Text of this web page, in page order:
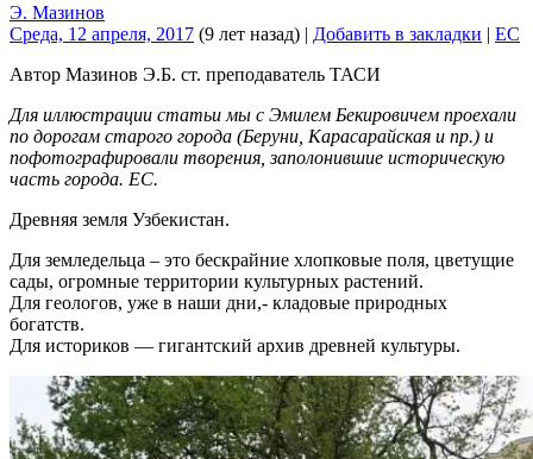
Э. Мазинов
Среда, 12 апреля, 2017 (9 лет назад) | Добавить в закладки | EC
Автор Мазинов Э.Б. ст. преподаватель ТАСИ
Для иллюстрации статьи мы с Эмилем Бекировичем проехали
по дорогам старого города (Беруни, Карасарайская и пр.) и
пофотографировали творения, заполонившие историческую
часть города. ЕС.
Древняя земля Узбекистан.
Для земледельца – это бескрайние хлопковые поля, цветущие
сады, огромные территории культурных растений.
Для геологов, уже в наши дни,- кладовые природных
богатств.
Для историков — гигантский архив древней культуры.